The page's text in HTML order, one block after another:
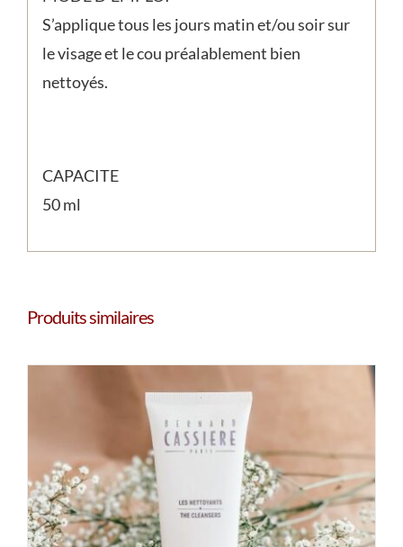
S’applique tous les jours matin et/ou soir sur
le visage et le cou préalablement bien
nettoyés.
CAPACITE
50 ml
Produits similaires